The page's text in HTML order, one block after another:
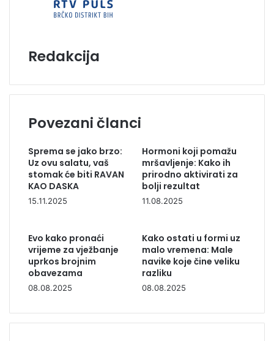
Redakcija
Povezani članci
Sprema se jako brzo:
Uz ovu salatu, vaš
stomak će biti RAVAN
KAO DASKA
15.11.2025
Hormoni koji pomažu
mršavljenje: Kako ih
prirodno aktivirati za
bolji rezultat
11.08.2025
Evo kako pronaći
vrijeme za vježbanje
uprkos brojnim
obavezama
08.08.2025
Kako ostati u formi uz
malo vremena: Male
navike koje čine veliku
razliku
08.08.2025